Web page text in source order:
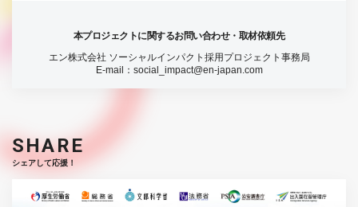
本プロジェクトに関するお問い合わせ・取材依頼先
エン株式会社 ソーシャルインパクト採用プロジェクト事務局
E-mail： social_impact@en-japan.com
SHARE
シェアして応援！